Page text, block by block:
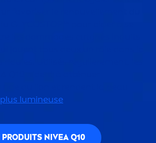
plus lumineuse
PRODUITS NIVEA Q10